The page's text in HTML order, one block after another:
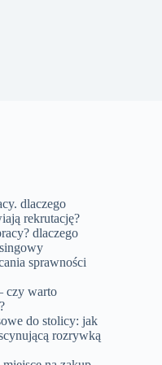
dlaczego
rekrutację?
dlaczego
sprawności
czy warto
do stolicy: jak
rozrywką